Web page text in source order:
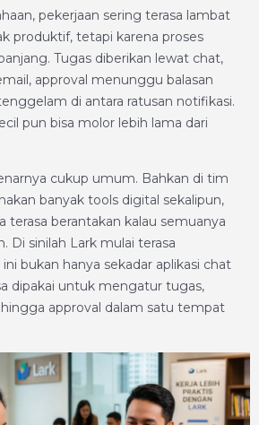
pekerjaan sering terasa lambat
produktif, tetapi karena proses
Tugas diberikan lewat chat,
approval menunggu balasan
di antara ratusan notifikasi.
pun bisa molor lebih lama dari
cukup umum. Bahkan di tim
banyak tools digital sekalipun,
terasa berantakan kalau semuanya
Di sinilah Lark mulai terasa
bukan hanya sekadar aplikasi chat
dipakai untuk mengatur tugas,
approval dalam satu tempat